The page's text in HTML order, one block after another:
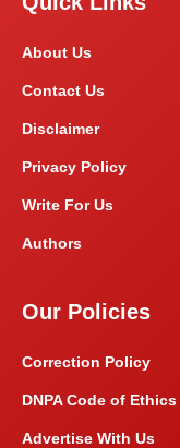
About Us
Contact Us
Disclaimer
Privacy Policy
Write For Us
Authors
Our Policies
Correction Policy
DNPA Code of Ethics
Advertise With Us